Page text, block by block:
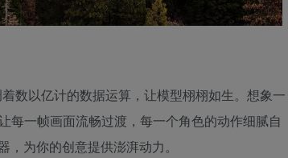
数以亿计的数据运算，让模型栩栩如生。想象一
每一帧画面流畅过渡，每一个角色的动作细腻自
为你的创意提供澎湃动力。